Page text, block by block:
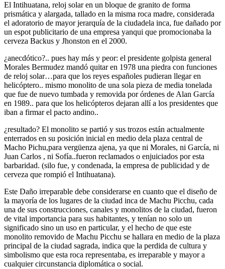
El Intihuatana, reloj solar en un bloque de granito de forma
prismática y alargada, tallado en la misma roca madre, considerada
el adoratorio de mayor jerarquía de la ciudadela inca, fue dañado por
un espot publicitario de una empresa yanqui que promocionaba la
cerveza Backus y Jhonston en el 2000.
¿anecdótico?.. pues hay más y peor: el presidente golpista general
Morales Bermudez mandó quitar en 1978 una piedra con funciones
de reloj solar…para que los reyes españoles pudieran llegar en
helicóptero.. mismo monolito de una sola pieza de media tonelada
que fue de nuevo tumbada y removida por órdenes de Alan García
en 1989.. para que los helicópteros dejaran allí a los presidentes que
iban a firmar el pacto andino..
¿resultado? El monolito se partió y sus trozos están actualmente
enterrados en su posición inicial en medio dela plaza central de
Macho Pichu,para vergüenza ajena, ya que ni Morales, ni García, ni
Juan Carlos , ni Sofía..fueron reclamados o enjuiciados por esta
barbaridad. (silo fue, y condenada, la empresa de publicidad y de
cerveza que rompió el Intihuatana).
Este Daño irreparable debe considerarse en cuanto que el diseño de
la mayoría de los lugares de la ciudad inca de Machu Picchu, cada
una de sus construcciones, canales y monolitos de la ciudad, fueron
de vital importancia para sus habitantes, y tenían no solo un
significado sino un uso en particular, y el hecho de que este
monolito removido de Machu Picchu se hallara en medio de la plaza
principal de la ciudad sagrada, indica que la perdida de cultura y
simbolismo que esta roca representaba, es irreparable y mayor a
cualquier circunstancia diplomática o social.